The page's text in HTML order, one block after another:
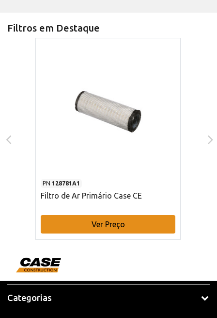
Filtros em Destaque
PN 128781A1
Filtro de Ar Primário Case CE
Ver Preço
Categorias